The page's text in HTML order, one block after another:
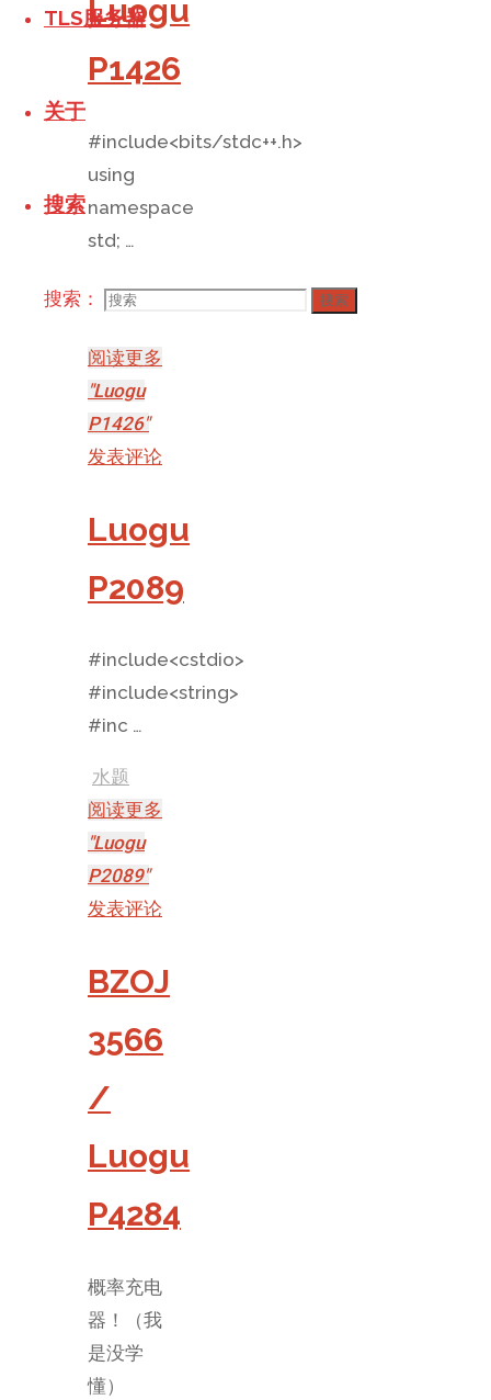
TLS服务器
关于
搜索
搜索： 搜索
Luogu
P1426
#include<bits/stdc++.h>
using
namespace
std; …
模拟/水
阅读更多
"Luogu
P1426"
发表评论
Luogu
P2089
#include<cstdio>
#include<string>
#inc …
水题
阅读更多
"Luogu
P2089"
发表评论
BZOJ
3566
/
Luogu
P4284
概率充电
器！（我
是没学
懂）